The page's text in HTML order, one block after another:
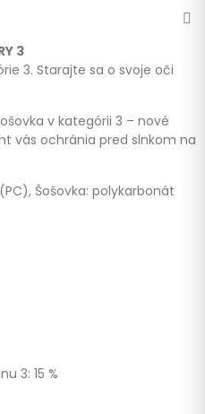
3
3. Starajte sa o svoje oči
v kategórii 3 – nové
vás ochránia pred slnkom na
Šošovka: polykarbonát
3: 15 %